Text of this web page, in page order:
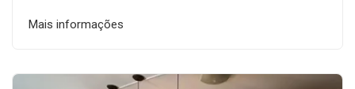
Mais informações